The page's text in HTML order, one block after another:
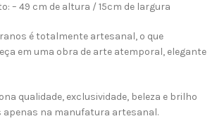
– 49 cm de altura / 15cm de largura
é totalmente artesanal, o que
em uma obra de arte atemporal, elegante
qualidade, exclusividade, beleza e brilho
apenas na manufatura artesanal.